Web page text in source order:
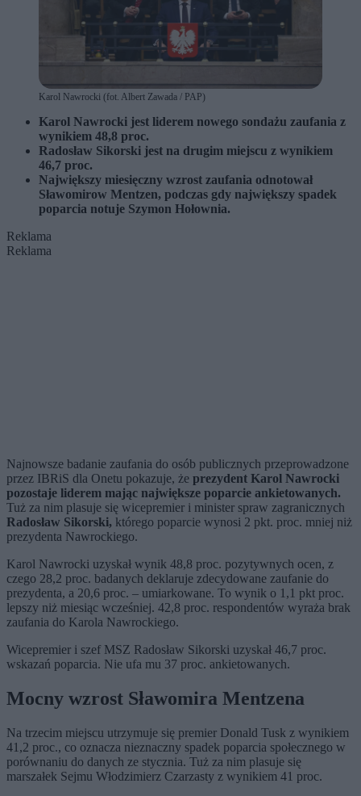
Karol Nawrocki (fot. Albert Zawada / PAP)
Karol Nawrocki jest liderem nowego sondażu zaufania z
wynikiem 48,8 proc.
Radosław Sikorski jest na drugim miejscu z wynikiem
46,7 proc.
Największy miesięczny wzrost zaufania odnotował
Sławomirow Mentzen, podczas gdy największy spadek
poparcia notuje Szymon Hołownia.
Reklama
Reklama
Najnowsze badanie zaufania do osób publicznych przeprowadzone
przez IBRiS dla Onetu pokazuje, że prezydent Karol Nawrocki
pozostaje liderem mając największe poparcie ankietowanych.
Tuż za nim plasuje się wicepremier i minister spraw zagranicznych
Radosław Sikorski, którego poparcie wynosi 2 pkt. proc. mniej niż
prezydenta Nawrockiego.
Karol Nawrocki uzyskał wynik 48,8 proc. pozytywnych ocen, z
czego 28,2 proc. badanych deklaruje zdecydowane zaufanie do
prezydenta, a 20,6 proc. – umiarkowane. To wynik o 1,1 pkt proc.
lepszy niż miesiąc wcześniej. 42,8 proc. respondentów wyraża brak
zaufania do Karola Nawrockiego.
Wicepremier i szef MSZ Radosław Sikorski uzyskał 46,7 proc.
wskazań poparcia. Nie ufa mu 37 proc. ankietowanych.
Mocny wzrost Sławomira Mentzena
Na trzecim miejscu utrzymuje się premier Donald Tusk z wynikiem
41,2 proc., co oznacza nieznaczny spadek poparcia społecznego w
porównaniu do danych ze stycznia. Tuż za nim plasuje się
marszałek Sejmu Włodzimierz Czarzasty z wynikiem 41 proc.